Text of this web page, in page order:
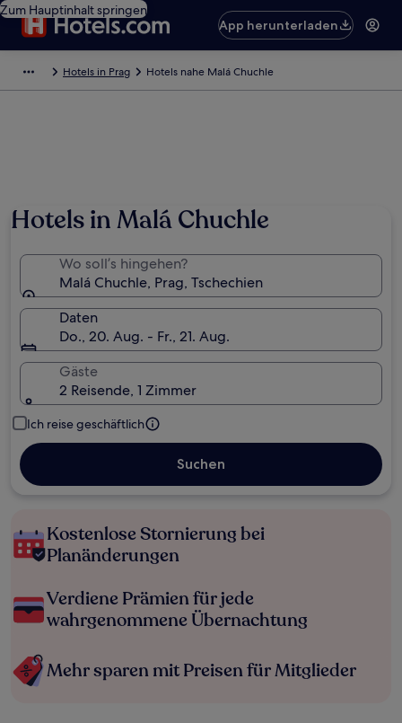
Zum Hauptinhalt springen
App herunterladen
Hotels in Prag Hotels nahe Malá Chuchle
Hotels in Malá Chuchle
Wo soll’s hingehen?
Malá Chuchle, Prag, Tschechien
Daten
Do., 20. Aug. - Fr., 21. Aug.
Gäste
2 Reisende, 1 Zimmer
Ich reise geschäftlich
Suchen
Kostenlose Stornierung bei
Planänderungen
Verdiene Prämien für jede
wahrgenommene Übernachtung
Mehr sparen mit Preisen für Mitglieder